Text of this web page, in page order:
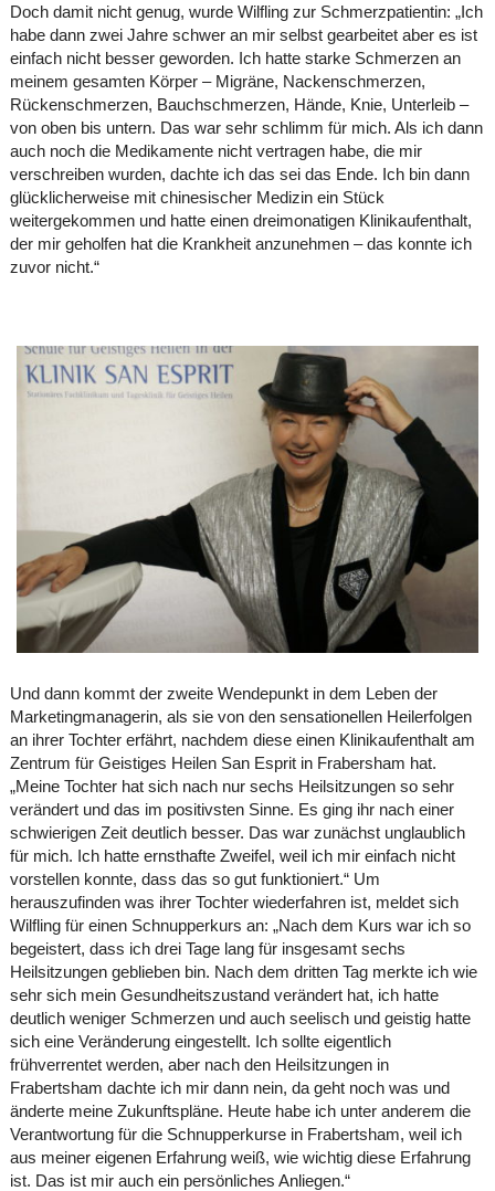
Doch damit nicht genug, wurde Wilfling zur Schmerzpatientin: „Ich
habe dann zwei Jahre schwer an mir selbst gearbeitet aber es ist
einfach nicht besser geworden. Ich hatte starke Schmerzen an
meinem gesamten Körper – Migräne, Nackenschmerzen,
Rückenschmerzen, Bauchschmerzen, Hände, Knie, Unterleib –
von oben bis untern. Das war sehr schlimm für mich. Als ich dann
auch noch die Medikamente nicht vertragen habe, die mir
verschreiben wurden, dachte ich das sei das Ende. Ich bin dann
glücklicherweise mit chinesischer Medizin ein Stück
weitergekommen und hatte einen dreimonatigen Klinikaufenthalt,
der mir geholfen hat die Krankheit anzunehmen – das konnte ich
zuvor nicht.“
Und dann kommt der zweite Wendepunkt in dem Leben der
Marketingmanagerin, als sie von den sensationellen Heilerfolgen
an ihrer Tochter erfährt, nachdem diese einen Klinikaufenthalt am
Zentrum für Geistiges Heilen San Esprit in Frabersham hat.
„Meine Tochter hat sich nach nur sechs Heilsitzungen so sehr
verändert und das im positivsten Sinne. Es ging ihr nach einer
schwierigen Zeit deutlich besser. Das war zunächst unglaublich
für mich. Ich hatte ernsthafte Zweifel, weil ich mir einfach nicht
vorstellen konnte, dass das so gut funktioniert.“ Um
herauszufinden was ihrer Tochter wiederfahren ist, meldet sich
Wilfling für einen Schnupperkurs an: „Nach dem Kurs war ich so
begeistert, dass ich drei Tage lang für insgesamt sechs
Heilsitzungen geblieben bin. Nach dem dritten Tag merkte ich wie
sehr sich mein Gesundheitszustand verändert hat, ich hatte
deutlich weniger Schmerzen und auch seelisch und geistig hatte
sich eine Veränderung eingestellt. Ich sollte eigentlich
frühverrentet werden, aber nach den Heilsitzungen in
Frabertsham dachte ich mir dann nein, da geht noch was und
änderte meine Zukunftspläne. Heute habe ich unter anderem die
Verantwortung für die Schnupperkurse in Frabertsham, weil ich
aus meiner eigenen Erfahrung weiß, wie wichtig diese Erfahrung
ist. Das ist mir auch ein persönliches Anliegen.“